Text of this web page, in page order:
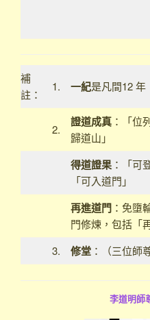
補
註：
1. 一紀是凡間12 年
2.
證道成真：「位
歸道山」
得道證果：「可
「可入道門」
再進道門：免墮
門修煉，包括「
3.
修堂：（三位師
李道明師